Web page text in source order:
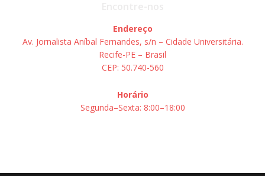
Endereço
Av. Jornalista Aníbal Fernandes, s/n – Cidade Universitária.
Recife-PE – Brasil
CEP: 50.740-560
Horário
Segunda–Sexta: 8:00–18:00